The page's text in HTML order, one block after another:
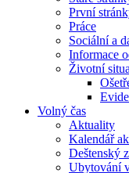
První
Práce
Sociální a
Informace
Životní
Volný čas
Aktuality
Kalendář
Deštenský
Ubytování